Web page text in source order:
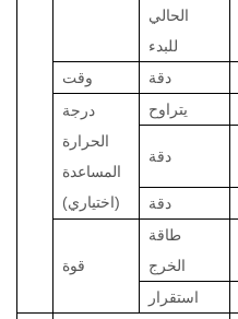
الحالي
للبدء
وقت دقة
درجة
الحرارة
المساعدة
(اختياري)
يتراوح
دقة
دقة
قوة
طاقة
الخرج
استقرار